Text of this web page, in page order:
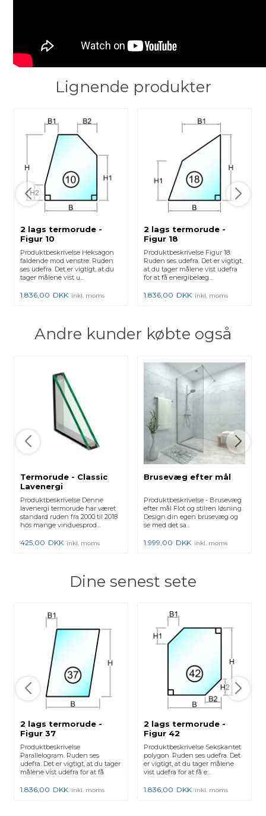
Lignende produkter
2 lags termorude -
Figur 10
Produktbeskrivelse Heksagon
faldende mod venstre. Ruden
ses udefra. Det er vigtigt, at du
tager målene vist u...
1.836,00 DKK inkl. moms
2 lags termorude -
Figur 18
Produktbeskrivelse Figur 18.
Ruden ses udefra. Det er vigtigt,
at du tager målene vist udefra
for at få energibelæg...
1.836,00 DKK inkl. moms
Andre kunder købte også
Termorude - Classic
Lavenergi
Produktbeskrivelse Denne
lavenergi termorude har været
standard ruden fra 2000 til 2018
hos mange vinduesprod...
425,00 DKK inkl. moms
Brusevæg efter mål
Produktbeskrivelse - Brusevæg
efter mål Flot og stilren løsning.
Design din egen brusevæg og
se med det sa...
1.999,00 DKK inkl. moms
Dine senest sete
2 lags termorude -
Figur 37
Produktbeskrivelse
Parallelogram. Ruden ses
udefra. Det er vigtigt, at du tager
målene vist udefra for at få
1.836,00 DKK inkl. moms
2 lags termorude -
Figur 42
Produktbeskrivelse Sekskantet
polygon. Ruden ses udefra. Det
er vigtigt, at du tager målene
vist udefra for at få e...
1.836,00 DKK inkl. moms